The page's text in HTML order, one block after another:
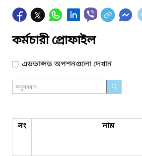
কর্মচারী প্রোফাইল
এডভান্সড অপশনগুলো দেখান
নং নাম